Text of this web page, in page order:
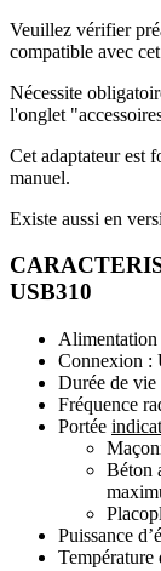
Veuillez vérifier
compatible avec
Nécessite
l'onglet
Cet adaptateur est
manuel.
Existe aussi en
USB310
Connexion :
Durée de
Fréquence
Portée
Béton
Puissance
Température